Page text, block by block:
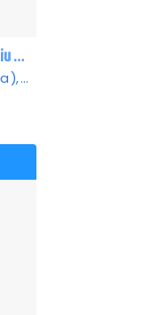
Comedie la MAXIM - Romica Tociu si Cornel Palade - Piatra Neamt
Cinema Mon Amour ( fost Dacia ), Piatra-Neamt